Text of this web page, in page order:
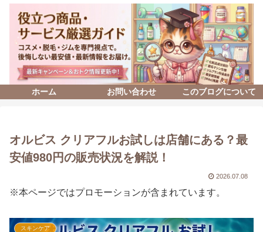
ホーム お問い合わせ このブログについて
オルビス クリアフルお試しは店舗にある？最
安値980円の販売状況を解説！
2026.07.08
※本ページではプロモーションが含まれています。
スキンケア